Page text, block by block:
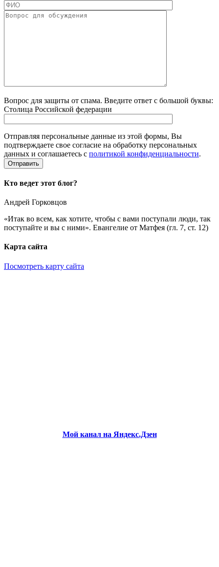
Вопрос для защиты от спама. Введите ответ с большой буквы:
Столица Российской федерации
Отправляя персональные данные из этой формы, Вы
подтверждаете свое согласие на обработку персональных
данных и соглашаетесь с политикой конфиденциальности.
Кто ведет этот блог?
Андрей Горковцов
«Итак во всем, как хотите, чтобы с вами поступали люди, так
поступайте и вы с ними». Евангелие от Матфея (гл. 7, ст. 12)
Карта сайта
Посмотреть карту сайта
Мой канал на Яндекс.Дзен